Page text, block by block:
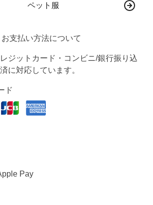
ペット服
お支払い方法について
ジットカード・コンビニ/銀行振り込
に対応しています。
ド
Pay